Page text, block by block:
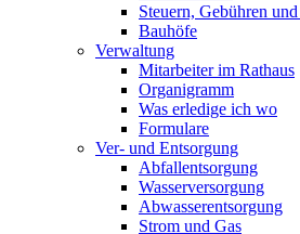
Steuern, Gebühren
Bauhöfe
Verwaltung
Mitarbeiter im Rathaus
Organigramm
Was erledige ich wo
Formulare
Ver- und Entsorgung
Abfallentsorgung
Wasserversorgung
Abwasserentsorgung
Strom und Gas